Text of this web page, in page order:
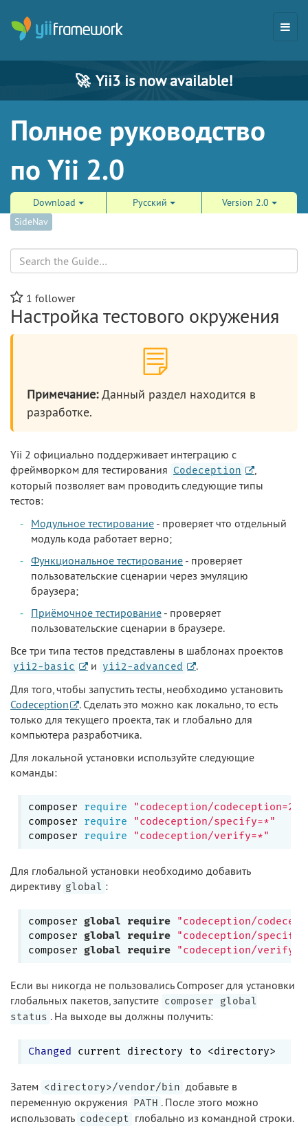
🚀 Yii3 is now available!
Полное руководство
по Yii 2.0
Download Русский
Version 2.0
SideNav
1 follower
Настройка тестового окружения
Примечание:Данный раздел находится в
разработке.
Yii 2 официально поддерживает интеграцию с
фреймворком для тестирования Codeception
,
который позволяет вам проводить следующие типы
тестов:
Модульное тестирование - проверяет что отдельный
модуль кода работает верно;
Функциональное тестирование - проверяет
пользовательские сценарии через эмуляцию
браузера;
Приёмочное тестирование - проверяет
пользовательские сценарии в браузере.
Все три типа тестов представлены в шаблонах проектов
yii2-basic и yii2-advanced
.
Для того, чтобы запустить тесты, необходимо установить
Codeception
. Сделать это можно как локально, то есть
только для текущего проекта, так и глобально для
компьютера разработчика.
Для локальной установки используйте следующие
команды:
composer require
"codeception/
composer require
"codeception/specify=*"
composer require "codeception/verify=*"
Для глобальной установки необходимо добавить
директиву global :
composer global require
"codeception/
composer global require
"codeception/
composer global require "codeception/
Если вы никогда не пользовались Composer для установки
глобальных пакетов, запустите composer global
status . На выходе вы должны получить:
Changed
Затем <directory>/vendor/bin добавьте в
переменную окружения PATH . После этого можно
использовать codecept глобально из командной строки.